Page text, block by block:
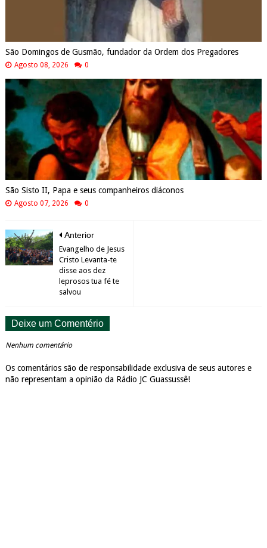
São Domingos de Gusmão, fundador da Ordem dos Pregadores
Agosto 08, 2026 0
São Sisto II, Papa e seus companheiros diáconos
Agosto 07, 2026 0
Anterior
Evangelho de Jesus
Cristo Levanta-te
disse aos dez
leprosos tua fé te
salvou
Deixe um Comentério
Nenhum comentário
Os comentários são de responsabilidade exclusiva de seus autores e
não representam a opinião da Rádio JC Guassussê!